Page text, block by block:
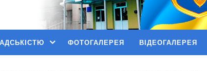
ФОТОГАЛЕРЕЯ ВІДЕОГАЛЕРЕЯ